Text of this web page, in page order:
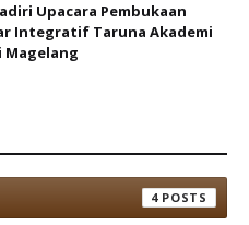
Upacara Pembukaan
Integratif Taruna Akademi
Magelang
4